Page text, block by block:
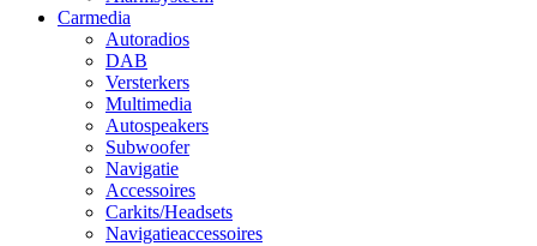
Carmedia
Autoradios
DAB
Versterkers
Multimedia
Autospeakers
Subwoofer
Navigatie
Accessoires
Carkits/Headsets
Navigatieaccessoires